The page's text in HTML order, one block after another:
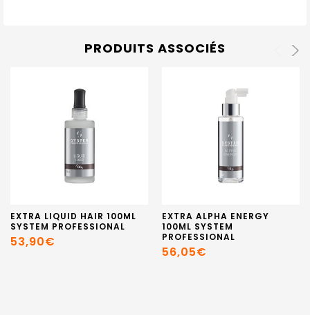
PRODUITS ASSOCIÉS
EXTRA LIQUID HAIR 100ML
SYSTEM PROFESSIONAL
53,90€
EXTRA ALPHA ENERGY
100ML SYSTEM
PROFESSIONAL
56,05€